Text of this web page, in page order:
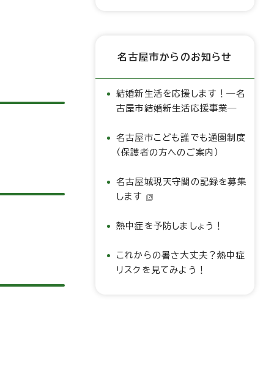
名古屋市からのお知らせ
結婚新生活を応援します！―名
古屋市結婚新生活応援事業―
名古屋市こども誰でも通園制度
（保護者の方へのご案内）
名古屋城現天守閣の記録を募集
します
熱中症を予防しましょう！
これからの暑さ大丈夫？熱中症
リスクを見てみよう！